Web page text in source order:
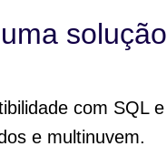
solução
com SQL e
e multinuvem.